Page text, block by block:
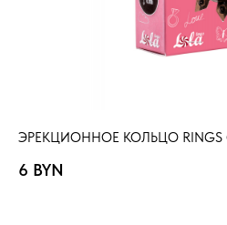
ЭРЕКЦИОННОЕ КОЛЬЦО RINGS
6 BYN